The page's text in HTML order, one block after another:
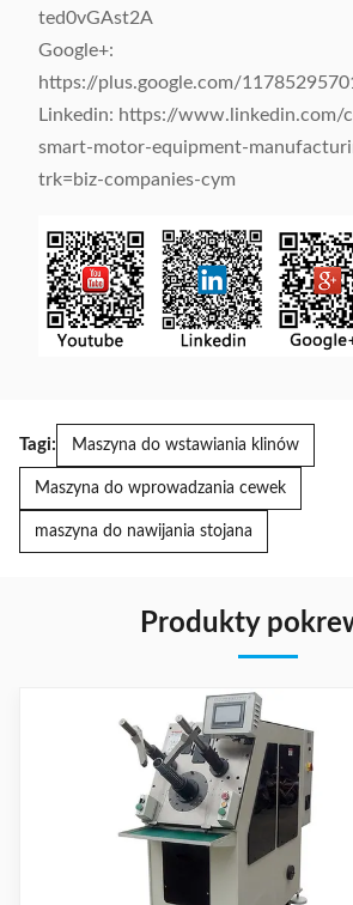
ted0vGAst2A
Google+:
https://plus.google.com/
Linkedin: https://www.linkedin.com/
smart-motor-equipment-
trk=biz-companies-cym
Tagi: Maszyna do wstawiania klinów
Maszyna do wprowadzania cewek
maszyna do nawijania stojana
Produkty